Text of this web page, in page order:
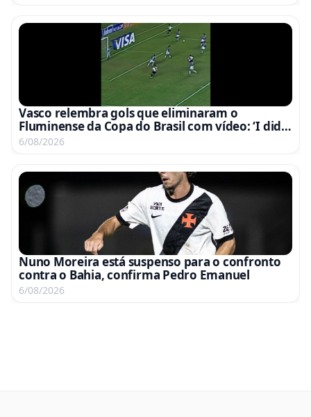
Vasco relembra gols que eliminaram o
Fluminense da Copa do Brasil com vídeo: ‘I did it
again’
6/08/2026
Nuno Moreira está suspenso para o confronto
contra o Bahia, confirma Pedro Emanuel
6/08/2026